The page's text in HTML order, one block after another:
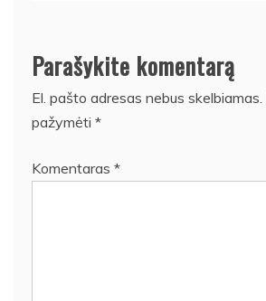
Parašykite komentarą
El. pašto adresas nebus skelbiamas.
pažymėti *
Komentaras *